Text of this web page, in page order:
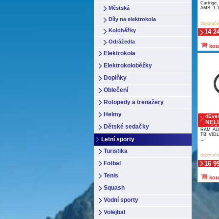
Městská
Díly na elektrokola
Koloběžky
Odrážedla
Elektrokola
Elektrokoloběžky
Doplňky
Oblečení
Rotopedy a trenažery
Helmy
Dětské sedačky
Letní sporty
Turistika
Fotbal
Tenis
Squash
Vodní sporty
Volejbal
AMS, 1-
14
4Ever
RÁM
TB
...
16